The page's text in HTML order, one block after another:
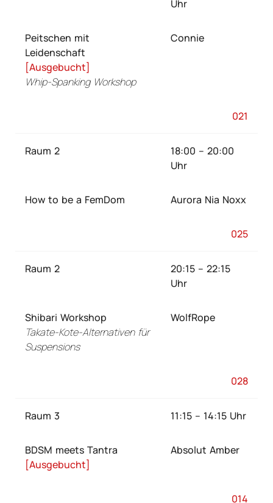
Uhr
Peitschen mit
Leidenschaft
[Ausgebucht]
Whip-Spanking Workshop
Connie
021
Raum 2
18:00 – 20:00
Uhr
How to be a FemDom Aurora Nia Noxx
025
Raum 2
20:15 – 22:15
Uhr
Shibari Workshop
Takate-Kote-Alternativen für
Suspensions
WolfRope
028
Raum 3 11:15 – 14:15 Uhr
BDSM meets Tantra
[Ausgebucht]
Absolut Amber
014